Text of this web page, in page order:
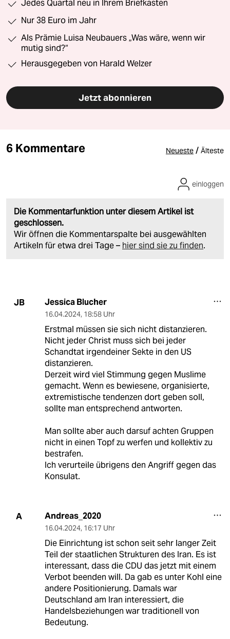
Jedes Quartal neu in Ihrem Briefkasten
Nur 38 Euro im Jahr
Als Prämie Luisa Neubauers „Was wäre, wenn wir
mutig sind?“
Herausgegeben von Harald Welzer
Jetzt abonnieren
6 Kommentare Neueste / Älteste
Die Kommentarfunktion unter diesem Artikel ist
geschlossen.
Wir öffnen die Kommentarspalte bei ausgewählten
Artikeln für etwa drei Tage – hier sind sie zu finden.
einloggen
JB Jessica Blucher
16.04.2024, 18:58 Uhr
Erstmal müssen sie sich nicht distanzieren.
Nicht jeder Christ muss sich bei jeder
Schandtat irgendeiner Sekte in den US
distanzieren.
Derzeit wird viel Stimmung gegen Muslime
gemacht. Wenn es bewiesene, organisierte,
extremistische tendenzen dort geben soll,
sollte man entsprechend antworten.
Man sollte aber auch darsuf achten Gruppen
nicht in einen Topf zu werfen und kollektiv zu
bestrafen.
Ich verurteile übrigens den Angriff gegen das
Konsulat.
A Andreas_2020
16.04.2024, 16:17 Uhr
Die Einrichtung ist schon seit sehr langer Zeit
Teil der staatlichen Strukturen des Iran. Es ist
interessant, dass die CDU das jetzt mit einem
Verbot beenden will. Da gab es unter Kohl eine
andere Positionierung. Damals war
Deutschland am Iran interessiert, die
Handelsbeziehungen war traditionell von
Bedeutung.